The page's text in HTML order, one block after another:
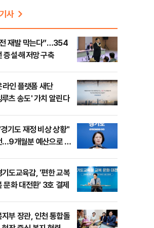
사
재발 막는다”…354
증설·해저망 구축
인 플랫폼 새단
츠 송도' 가치 알린다
기도 재정 비상 상황"
…9개월분 예산으로 민
기도교육감, '편한 교복
문화 대전환' 3호 결제
부 장관, 인천 통합돌